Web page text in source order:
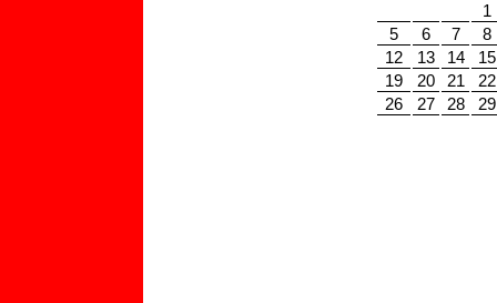
1
5
6 7
8
12
13 14
15
19
20 21
22
26
27 28 29